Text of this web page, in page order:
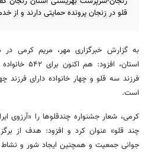
قلو در زنجان پرونده حمایتی دارند و از
به گزارش خبرگزاری مهر، مریم کرمی در
فرزند سهقلوو چهار خانواده دارای فرزند
است.
کرمی، شعار جشنواره چندقلوها را «آرزوی
چند قلو» عنوان کرد و افزود: هدف از
جوانی جمعیت و همچنین ایجاد شور و